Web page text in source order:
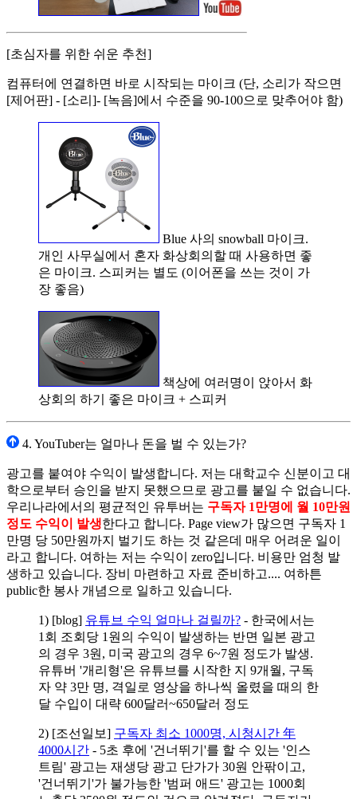
[초심자를 위한 쉬운 추천]
컴퓨터에 연결하면 바로 시작되는 마이크 (단, 소리가 작으면
[제어판] - [소리]- [녹음]에서 수준을 90-100으로 맞추어야 함)
Blue 사의 snowball 마이크.
개인 사무실에서 혼자 화상회의할 때 사용하면 좋
은 마이크. 스피커는 별도 (이어폰을 쓰는 것이 가
장 좋음)
책상에 여러명이 앉아서 화
상회의 하기 좋은 마이크 + 스피커
4. YouTuber는 얼마나 돈을 벌 수 있는가?
광고를 붙여야 수익이 발생합니다. 저는 대학교수 신분이고 대
학으로부터 승인을 받지 못했으므로 광고를 붙일 수 없습니다.
우리나라에서의 평균적인 유투버는 구독자 1만명에 월 10만원
정도 수익이 발생한다고 합니다. Page view가 많으면 구독자 1
만명 당 50만원까지 벌기도 하는 것 같은데 매우 어려운 일이
라고 합니다. 여하는 저는 수익이 zero입니다. 비용만 엄청 발
생하고 있습니다. 장비 마련하고 자료 준비하고.... 여하튼
public한 봉사 개념으로 일하고 있습니다.
1) [blog] 유튜브 수익 얼마나 걸릴까? - 한국에서는
1회 조회당 1원의 수익이 발생하는 반면 일본 광고
의 경우 3원, 미국 광고의 경우 6~7원 정도가 발생.
유튜버 '개리형'은 유튜브를 시작한 지 9개월, 구독
자 약 3만 명, 격일로 영상을 하나씩 올렸을 때의 한
달 수입이 대략 600달러~650달러 정도
2) [조선일보] 구독자 최소 1000명, 시청시간 年
4000시간 - 5초 후에 '건너뛰기'를 할 수 있는 '인스
트림' 광고는 재생당 광고 단가가 30원 안팎이고,
'건너뛰기'가 불가능한 '범퍼 애드' 광고는 1000회